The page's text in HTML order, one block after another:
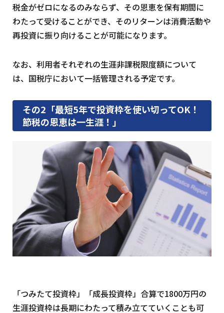
税金がゼロになるのみならず、その恩恵を保有期間に
わたって受けることができ、そのリターンは消費活動や
再投資に振り向けることが可能になります。
なお、利用者それぞれの生涯非課税限度額について
は、国税庁において一括管理される予定です。
その2「最短5年で投資枠を使い切ってOK！
節税の恩恵は一生涯！」
「つみたて投資枠」「成長投資枠」合算で1800万円の
生涯投資枠は長期にわたって積み立てていくことも可